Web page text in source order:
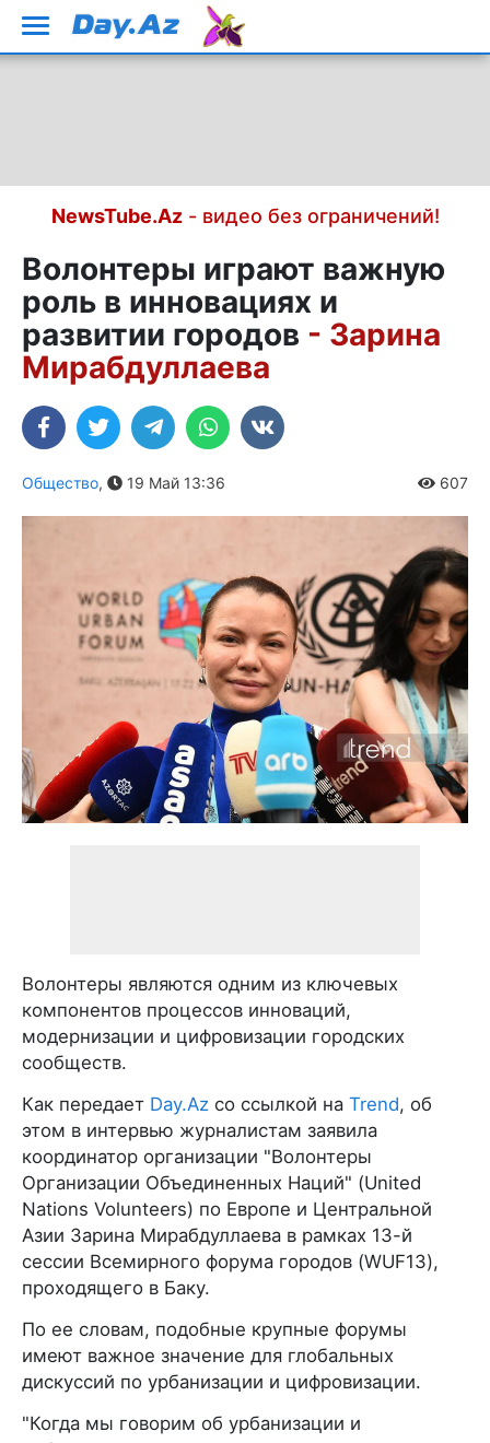
NewsTube.Az- видео без ограничений!
Волонтеры играют важную
роль в инновациях и
развитии городов - Зарина
Мирабдуллаева
Общество, 19 Май 13:36 607
Волонтеры являются одним из ключевых
компонентов процессов инноваций,
модернизации и цифровизации городских
сообществ.
Как передает Day.Az со ссылкой на Trend, об
этом в интервью журналистам заявила
координатор организации "Волонтеры
Организации Объединенных Наций" (United
Nations Volunteers) по Европе и Центральной
Азии Зарина Мирабдуллаева в рамках 13-й
сессии Всемирного форума городов (WUF13),
проходящего в Баку.
По ее словам, подобные крупные форумы
имеют важное значение для глобальных
дискуссий по урбанизации и цифровизации.
"Когда мы говорим об урбанизации и